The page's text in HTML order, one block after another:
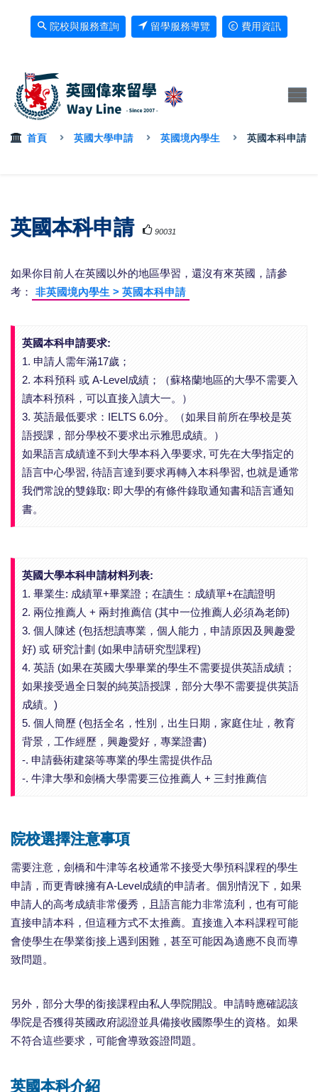
院校與服務查詢 留學服務導覽 費用資訊
首頁 英國大學申請 英國境內學生 英國本科申請
英國本科申請 90031
如果你目前人在英國以外的地區學習，還沒有來英國，請參
考：
非英國境內學生 > 英國本科申請
英國本科申請要求:
1. 申請人需年滿17歲；
2. 本科預科 或 A-Level成績；（蘇格蘭地區的大學不需要入
讀本科預科，可以直接入讀大一。）
3. 英語最低要求：IELTS 6.0分。（如果目前所在學校是英
語授課，部分學校不要求出示雅思成績。）
如果語言成績達不到大學本科入學要求, 可先在大學指定的
語言中心學習, 待語言達到要求再轉入本科學習, 也就是通常
我們常說的雙錄取: 即大學的有條件錄取通知書和語言通知
書。
英國大學本科申請材料列表:
1. 畢業生: 成績單+畢業證；在讀生：成績單+在讀證明
2. 兩位推薦人 + 兩封推薦信 (其中一位推薦人必須為老師)
3. 個人陳述 (包括想讀專業，個人能力，申請原因及興趣愛
好) 或 研究計劃 (如果申請研究型課程)
4. 英語 (如果在英國大學畢業的學生不需要提供英語成績；
如果接受過全日製的純英語授課，部分大學不需要提供英語
成績。)
5. 個人簡歷 (包括全名，性別，出生日期，家庭住址，教育
背景，工作經歷，興趣愛好，專業證書)
-. 申請藝術建築等專業的學生需提供作品
-. 牛津大學和劍橋大學需要三位推薦人 + 三封推薦信
院校選擇注意事項
需要注意，劍橋和牛津等名校通常不接受大學預科課程的學生
申請，而更青睞擁有A-Level成績的申請者。個別情況下，如果
申請人的高考成績非常優秀，且語言能力非常流利，也有可能
直接申請本科，但這種方式不太推薦。直接進入本科課程可能
會使學生在學業銜接上遇到困難，甚至可能因為適應不良而導
致問題。
另外，部分大學的銜接課程由私人學院開設。申請時應確認該
學院是否獲得英國政府認證並具備接收國際學生的資格。如果
不符合這些要求，可能會導致簽證問題。
英國本科介紹